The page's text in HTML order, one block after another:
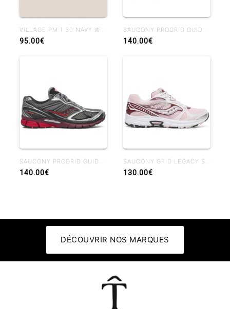
VILLAGE PM 1.30 NAVY WHISPER WHITE
95.00€
SAUCONY PROGRID GUIDE 7 WHIUTE DRUPE
140.00€
SAUCONY PROGRID GUIDE 7 SILVER MAROON
140.00€
SAUCONY GRID LEGACY SILK WHITE
130.00€
DÉCOUVRIR NOS MARQUES